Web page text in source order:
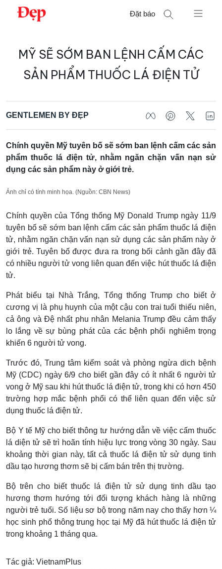
Chuyển
Đặt báo
kiếm
MỸ SẼ SỚM BAN LỆNH CẤM CÁC
SẢN PHẨM THUỐC LÁ ĐIỆN TỬ
GENTLEMEN BY ĐẸP
Chính quyền Mỹ tuyên bố sẽ sớm ban lệnh cấm các sản
phẩm thuốc lá điện tử, nhằm ngăn chặn vấn nạn sử
dụng các sản phẩm này ở giới trẻ.
Ảnh chỉ có tính minh họa. (Nguồn: CBN News)
Chính quyền của Tổng thống Mỹ Donald Trump ngày 11/9
tuyên bố sẽ sớm ban lệnh cấm các sản phẩm thuốc lá điện
tử, nhằm ngăn chặn vấn nạn sử dụng các sản phẩm này ở
giới trẻ. Tuyên bố được đưa ra trong bối cảnh gần đây đã
có nhiều người tử vong liên quan đến việc hút thuốc lá điện
tử.
Phát biểu tại Nhà Trắng, Tổng thống Trump cho biết ở
cương vị là phụ huynh của một cậu con trai tuổi thiếu niên,
cả ông và Đệ nhất phu nhân Melania Trump đều cảm thấy
lo lắng về sự bùng phát của các bệnh phổi nghiêm trọng
khiến 6 người tử vong.
Trước đó, Trung tâm kiểm soát và phòng ngừa dich bệnh
Mỹ (CDC) ngày 6/9 cho biết gần đây có ít nhất 6 người tử
vong ở Mỹ sau khi hút thuốc lá điện tử, trong khi có hơn 450
trường hợp mắc bệnh phổi có thể liên quan đến việc sử
dụng thuốc lá điện tử.
Bộ Y tế Mỹ cho biết thông tư hướng dẫn về việc cấm thuốc
lá diện tử sẽ trì hoãn tính hiệu lực trong vòng 30 ngày. Sau
khoảng thời gian này, tất cả thuốc lá điện tử sử dụng tinh
dầu tạo hương thơm sẽ bị cấm bán trên thị trường.
Bộ trên cho biết thuốc lá điện tử sử dụng tinh dầu tạo
hương thơm hướng tới đối tượng khách hàng là những
người trẻ tuổi. Số liệu sơ bộ trong năm nay cho thấy hơn ¼
học sinh phổ thông trung học tại Mỹ đã hút thuốc lá điện tử
trong khoảng 1 tháng qua.
Tác giả: VietnamPlus